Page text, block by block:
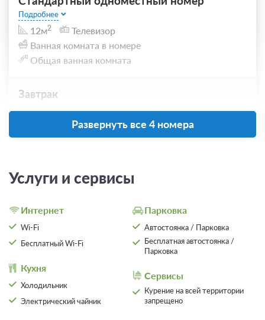
Подробнее
12м2
Телевизор
Ванная комната в номере
Общая ванная комната
Завтрак
Развернуть все 4 номера
Услуги и сервисы
Интернет
Wi-Fi
Бесплатный Wi-Fi
Кухня
Холодильник
Электрический чайник
Парковка
Автостоянка / Парковка
Бесплатная автостоянка /
Парковка
Сервисы
Курение на всей территории
запрещено